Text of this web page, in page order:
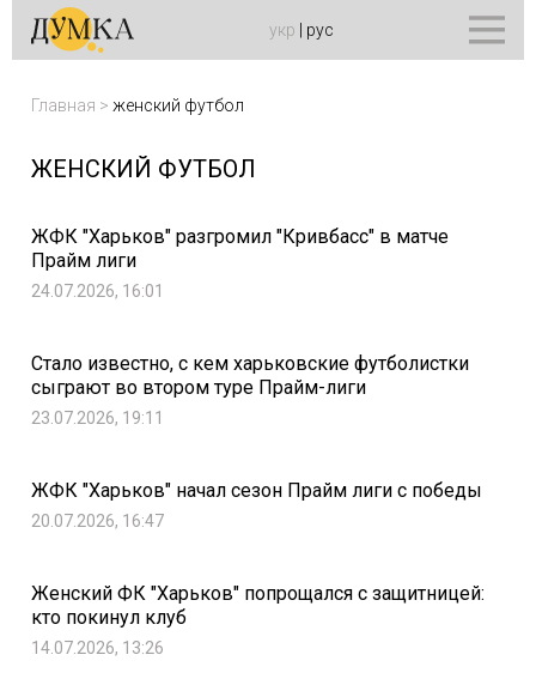
укр рус
Главная > женский футбол
ЖЕНСКИЙ ФУТБОЛ
ЖФК "Харьков" разгромил "Кривбасс" в матче
Прайм лиги
24.07.2026, 16:01
Стало известно, с кем харьковские футболистки
сыграют во втором туре Прайм-лиги
23.07.2026, 19:11
ЖФК "Харьков" начал сезон Прайм лиги с победы
20.07.2026, 16:47
Женский ФК "Харьков" попрощался с защитницей:
кто покинул клуб
14.07.2026, 13:26